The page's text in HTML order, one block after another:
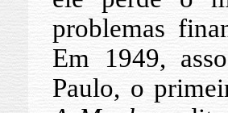
problemas
Em 1949,
Paulo, o